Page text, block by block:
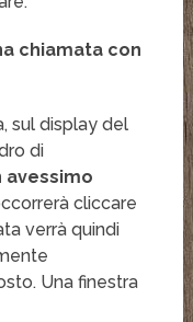
chiamata con
sul display del
di
avessimo
cliccare
verrà quindi
Una finestra